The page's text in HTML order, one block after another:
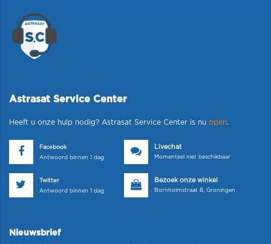
Astrasat Service Center
Heeft u onze hulp nodig? Astrasat Service Center is nu open.
Facebook
Antwoord binnen 1 dag
Livechat
Momenteel niet beschikbaar
Twitter
Antwoord binnen 1 dag
Bezoek onze winkel
Bornholmstraat 8, Groningen
Nieuwsbrief